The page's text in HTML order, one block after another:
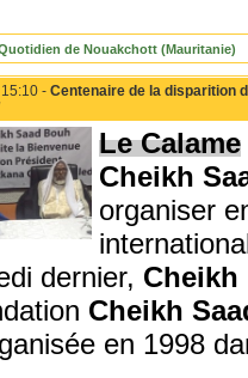
de Nouakchott (Mauritanie)
- Centenaire de la disparition
Le Calame
Cheikh
organiser
dernier, Cheikh
Cheikh
en 1998